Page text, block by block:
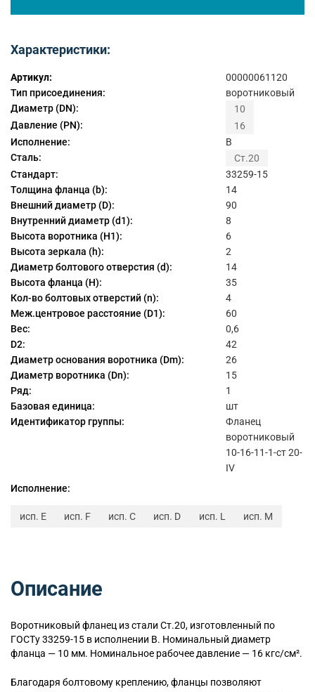
Характеристики:
Артикул:
00000061120
Тип присоединения:
воротниковый
Диаметр (DN):
10
Давление (PN):
16
Исполнение:
B
Сталь:
Ст.20
Стандарт:
33259-15
Толщина фланца (b):
14
Внешний диаметр (D):
90
Внутренний диаметр (d1):
8
Высота воротника (H1):
6
Высота зеркала (h):
2
Диаметр болтового отверстия (d):
14
Высота фланца (H):
35
Кол-во болтовых отверстий (n):
4
Меж.центровое расстояние (D1):
60
Вес:
0,6
D2:
42
Диаметр основания воротника (Dm):
26
Диаметр воротника (Dn):
15
Ряд:
1
Базовая единица:
шт
Идентификатор группы:
Фланец
воротниковый
10-16-11-1-ст 20-
IV
Исполнение:
исп. E исп. F исп. C исп. D исп. L исп. M
Описание
Воротниковый фланец из стали Ст.20, изготовленный по
ГОСТу 33259-15 в исполнении B. Номинальный диаметр
фланца — 10 мм. Номинальное рабочее давление — 16 кгс/см².
Благодаря болтовому креплению, фланцы позволяют